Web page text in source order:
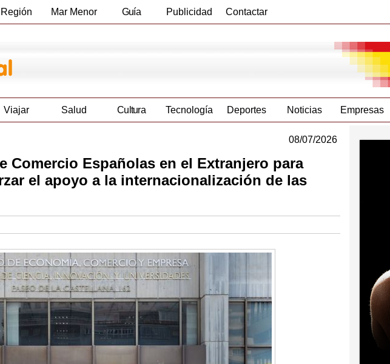
Región Mar Menor Guía Publicidad Contactar
Viajar Salud Cultura Tecnología Deportes Noticias Empresas
08/07/2026
Comercio Españolas en el Extranjero para
el apoyo a la internacionalización de las